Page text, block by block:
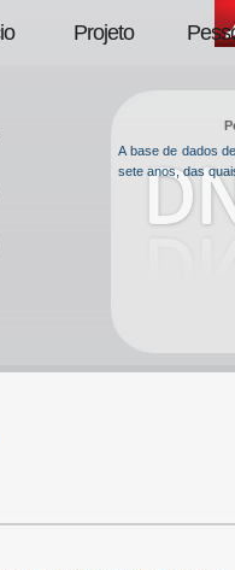
A base de dados
sete anos, das
Projeto